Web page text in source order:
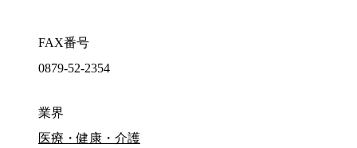
FAX番号
0879-52-2354
業界
医療・健康・介護